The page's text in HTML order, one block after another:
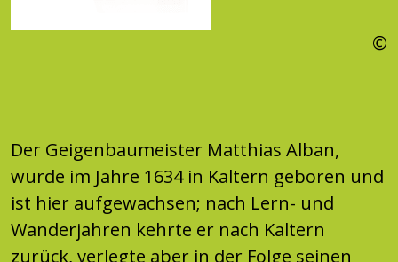
©
Der Geigenbaumeister Matthias Alban,
wurde im Jahre 1634 in Kaltern geboren und
ist hier aufgewachsen; nach Lern- und
Wanderjahren kehrte er nach Kaltern
zurück, verlegte aber in der Folge seinen